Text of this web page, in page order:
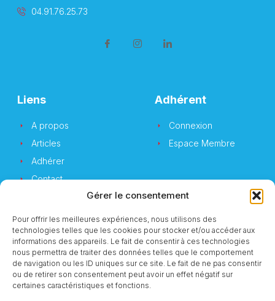
Gérer le consentement
Pour offrir les meilleures expériences, nous utilisons des
technologies telles que les cookies pour stocker et/ou accéder aux
informations des appareils. Le fait de consentir à ces technologies
nous permettra de traiter des données telles que le comportement
de navigation ou les ID uniques sur ce site. Le fait de ne pas consentir
ou de retirer son consentement peut avoir un effet négatif sur
certaines caractéristiques et fonctions.
04.91.76.25.73
Liens
A propos
Articles
Adhérer
Contact
Adhérent
Connexion
Espace Membre
Newsletter
Vous souhaitez suivre notre actualité ?